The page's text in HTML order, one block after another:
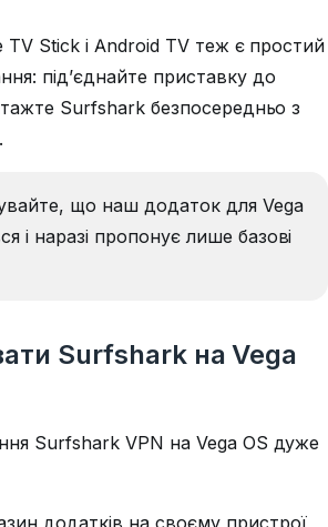
Stick і Android TV теж є простий
під’єднайте приставку до
Surfshark безпосередньо з
що наш додаток для Vega
і наразі пропонує лише базові
Surfshark на Vega
Surfshark VPN на Vega OS дуже